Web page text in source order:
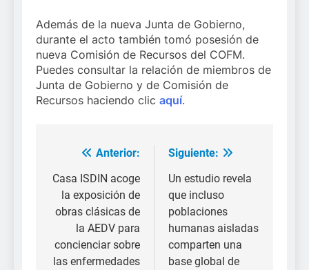
Además de la nueva Junta de Gobierno,
durante el acto también tomó posesión de
nueva Comisión de Recursos del COFM.
Puedes consultar la relación de miembros de
Junta de Gobierno y de Comisión de
Recursos haciendo clic aquí.
Navegación
de
entradas
Anterior:
Casa ISDIN acoge
la exposición de
obras clásicas de
la AEDV para
concienciar sobre
las enfermedades
Siguiente:
Un estudio revela
que incluso
poblaciones
humanas aisladas
comparten una
base global de